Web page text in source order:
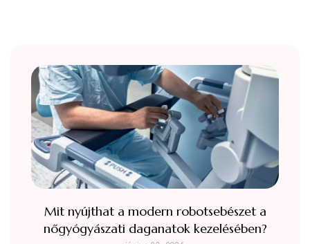
Mit nyújthat a modern robotsebészet a
nőgyógyászati daganatok kezelésében?